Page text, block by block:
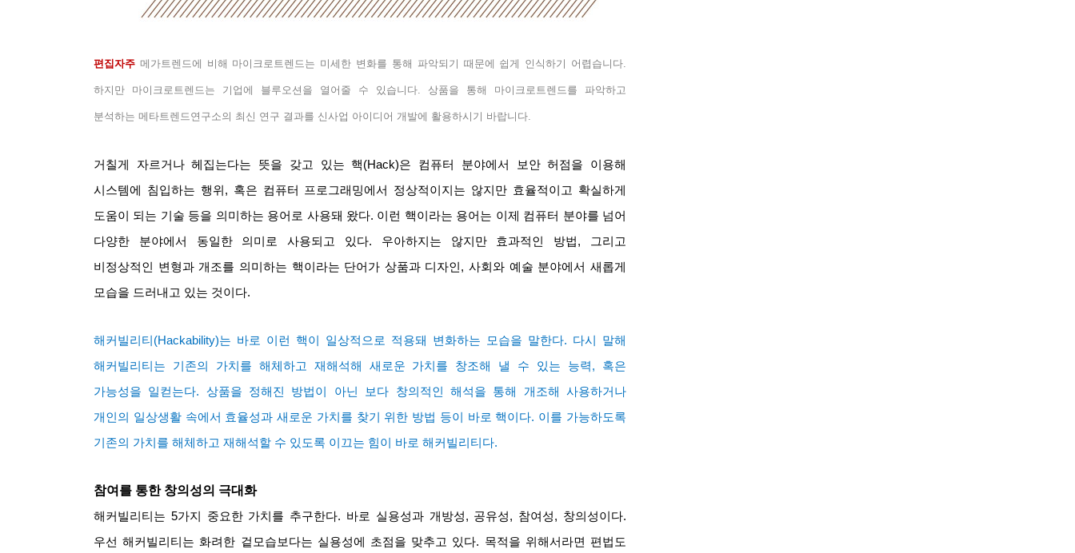
편집자주 메가트렌드에 비해 마이크로트렌드는 미세한 변화를 통해 파악되기 때문에 쉽게 인식하기 어렵습니다
하지만 마이크로트렌드는 기업에 블루오션을 열어줄 수 있습니다 상품을 통해 마이크로트렌드를 파악하고
분석하는 메타트렌드연구소의 최신 연구 결과를 신사업 아이디어 개발에 활용하시기 바랍니다
거칠게 자르거나 헤집는다는 뜻을 갖고 있는 핵(Hack)은 컴퓨터 분야에서 보안 허점을 이용해
시스템에 침입하는 행위, 혹은 컴퓨터 프로그래밍에서 정상적이지는 않지만 효율적이고 확실하게
도움이 되는 기술 등을 의미하는 용어로 사용돼 왔다. 이런 핵이라는 용어는 이제 컴퓨터 분야를 넘어
다양한 분야에서 동일한 의미로 사용되고 있다. 우아하지는 않지만 효과적인 방법,
그리고
비정상적인 변형과 개조를 의미하는 핵이라는 단어가 상품과 디자인,사회와 예술 분야에서 새롭게
모습을 드러내고 있는 것이다.
해커빌리티(Hackability)는 바로 이런 핵이 일상적으로 적용돼 변화하는 모습을 말한다. 다시 말해
해커빌리티는 기존의 가치를 해체하고 재해석해 새로운 가치를 창조해 낼 수 있는 능력, 혹은
가능성을 일컫는다. 상품을 정해진 방법이 아닌 보다 창의적인 해석을 통해 개조해 사용하거나
개인의 일상생활 속에서 효율성과 새로운 가치를 찾기 위한 방법 등이 바로 핵이다. 이를 가능하도록
기존의 가치를 해체하고 재해석할 수 있도록 이끄는 힘이 바로 해커빌리티다.
참여를 통한 창의성의 극대화
해커빌리티는 5가지 중요한 가치를 추구한다. 바로 실용성과 개방성, 공유성, 참여성, 창의성이다.
우선 해커빌리티는 화려한 겉모습보다는 실용성에 초점을 맞추고 있다. 목적을 위해서라면 편법도